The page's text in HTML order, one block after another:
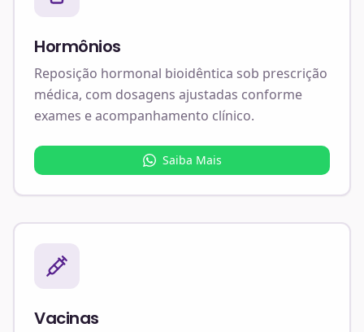
Hormônios
Reposição hormonal bioidêntica sob prescrição
médica, com dosagens ajustadas conforme
exames e acompanhamento clínico.
Saiba Mais
Vacinas